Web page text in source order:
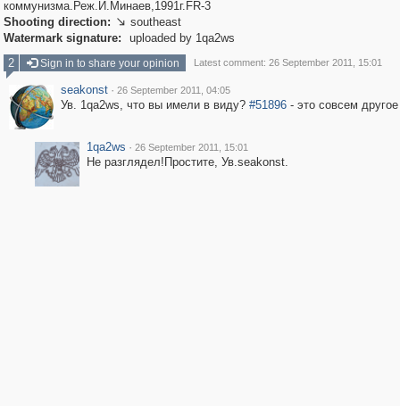
коммунизма.Реж.И.Минаев,1991г.FR-3
Shooting direction:  southeast
Watermark signature:
uploaded by 1qa2ws
2
Sign in to share your opinion Latest comment: 26 September 2011, 15:01
seakonst · 26 September 2011, 04:05
Ув. 1qa2ws, что вы имели в виду? #51896- это совсем
1qa2ws · 26 September 2011, 15:01
Не разглядел!Простите, Ув.seakonst.